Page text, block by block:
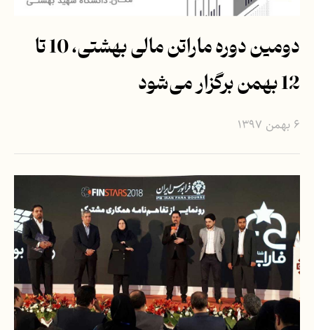
دومین دوره ماراتن مالی بهشتی، 10 تا
12 بهمن برگزار می‌شود
۶ بهمن ۱۳۹۷